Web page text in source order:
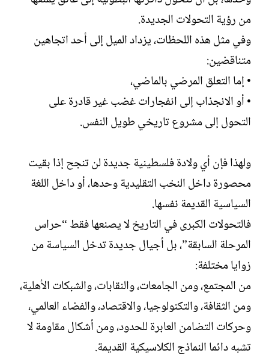
من رؤية التحولات الجديدة.
وفي مثل هذه اللحظات، يزداد الميل إلى أحد اتجاهين
متناقضين:
• إما التعلق المرضي بالماضي،
• أو الانجذاب إلى انفجارات غضب غير قادرة على
التحول إلى مشروع تاريخي طويل النفس.
ولهذا فإن أي ولادة فلسطينية جديدة لن تنجح إذا بقيت
محصورة داخل النخب التقليدية وحدها، أو داخل اللغة
السياسية القديمة نفسها.
فالتحولات الكبرى في التاريخ لا يصنعها فقط “حراس
المرحلة السابقة”، بل أجيال جديدة تدخل السياسة من
زوايا مختلفة:
من المجتمع، ومن الجامعات، والنقابات، والشبكات الأهلية،
ومن الثقافة، والتكنولوجيا، والاقتصاد، والفضاء العالمي،
وحركات التضامن العابرة للحدود، ومن أشكال مقاومة لا
تشبه دائما النماذج الكلاسيكية القديمة.